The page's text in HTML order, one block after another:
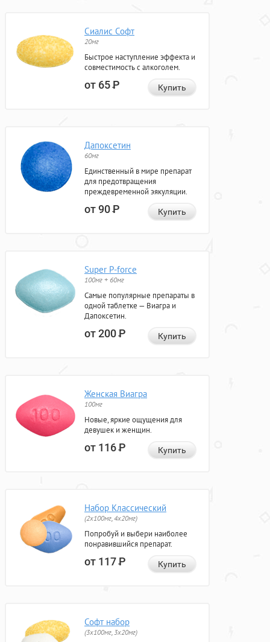
Сиалис Софт
20мг
Быстрое наступление эффекта и
совместимость с алкоголем.
от 65Р Купить
Дапоксетин
60мг
Единственный в мире препарат
для предотвращения
преждевременной эякуляции.
от 90Р Купить
Super P-force
100мг + 60мг
Самые популярные препараты в
одной таблетке — Виагра и
Дапоксетин.
от 200Р Купить
Женская Виагра
100мг
Новые, яркие ощущения для
девушек и женщин.
от 116Р Купить
Набор Классический
(2x100мг, 4x20мг)
Попробуй и выбери наиболее
понравившийся препарат.
от 117Р Купить
Софт набор
(3x100мг, 3x20мг)